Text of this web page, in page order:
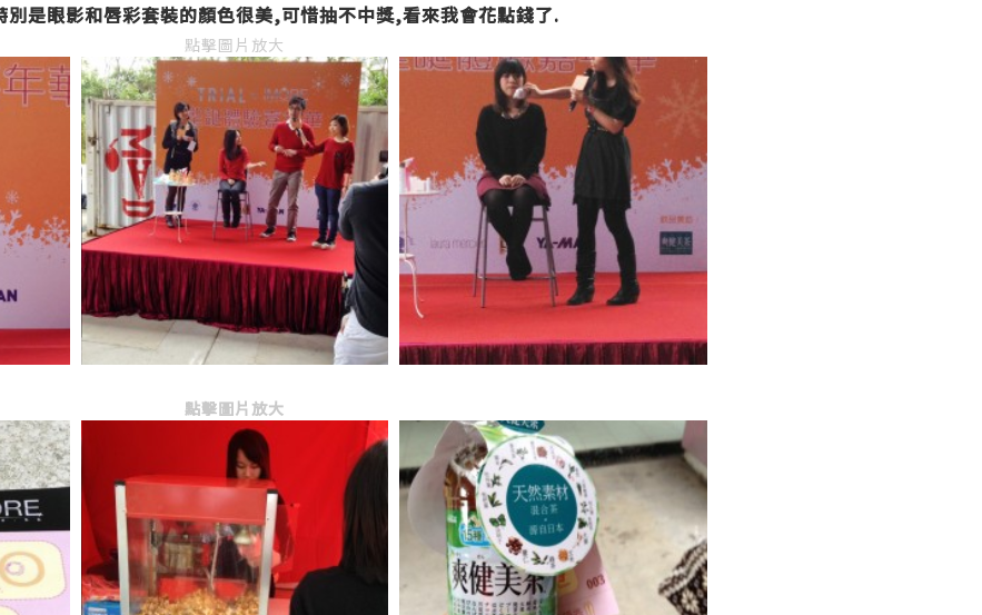
是眼影和唇彩套裝的顏色很美,可惜抽不中獎,看來我會花點錢了.
點擊圖片放大
點擊圖片放大